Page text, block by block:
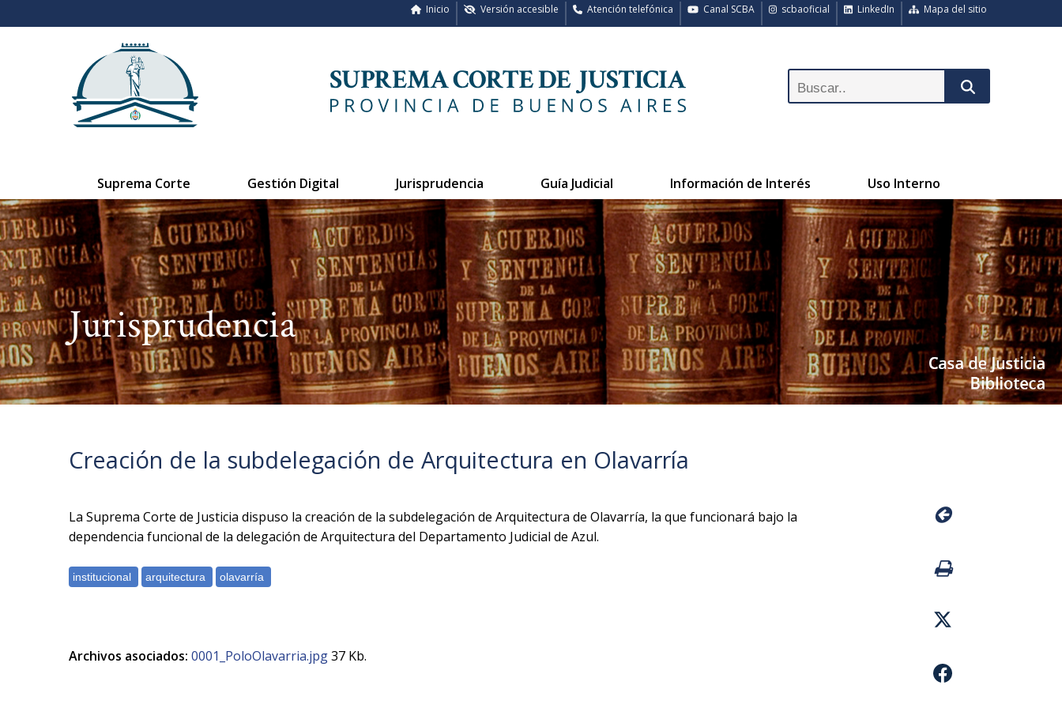
Mapa del sitio
LinkedIn
scbaoficial
Canal SCBA
Atención telefónica
Versión accesible
Inicio
Suprema Corte Gestión Digital Jurisprudencia Guía Judicial Información de Interés Uso Interno
Jurisprudencia
Creación de la subdelegación de Arquitectura en Olavarría
La Suprema Corte de Justicia dispuso la creación de la subdelegación de Arquitectura de Olavarría, la que funcionará bajo la
dependencia funcional de la delegación de Arquitectura del Departamento Judicial de Azul.
Archivos asociados: 0001_PoloOlavarria.jpg37 Kb.